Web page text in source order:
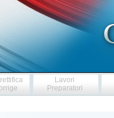
Lavori
Preparatori